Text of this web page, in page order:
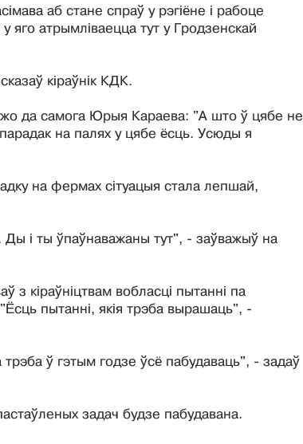
аб стане спраў у рэгіёне і рабоце
яго атрымліваецца тут у Гродзенскай
кіраўнік КДК.
да самога Юрыя Караева: "А што ў цябе не
на палях у цябе ёсць. Усюды я
на фермах сітуацыя стала лепшай,
і ты ўпаўнаважаны тут", - заўважыў на
з кіраўніцтвам вобласці пытанні па
пытанні, якія трэба вырашаць", -
ў гэтым годзе ўсё пабудаваць", - задаў
задач будзе пабудавана.